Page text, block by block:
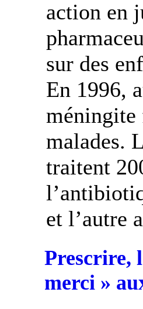
action en
sur des
En 1996,
malades.
traitent
et l’autre
Prescrire,
merci »